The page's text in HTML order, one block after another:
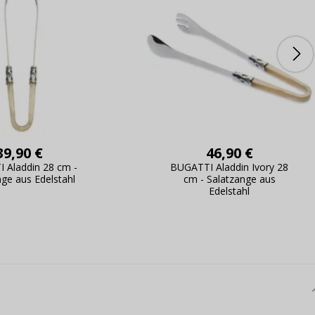
€
Aladdin 28 cm -
aus Edelstahl
46,90 €
BUGATTI Aladdin Ivory 28
cm - Salatzange aus
Edelstahl